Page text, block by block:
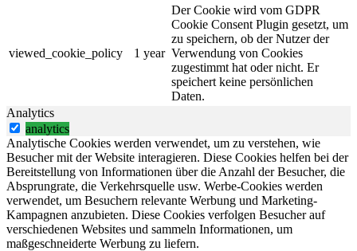
viewed_cookie_policy 1 year
Der Cookie wird vom GDPR
Cookie Consent Plugin gesetzt, um
zu speichern, ob der Nutzer der
Verwendung von Cookies
zugestimmt hat oder nicht. Er
speichert keine persönlichen
Daten.
Analytics
analytics
Analytische Cookies werden verwendet, um zu verstehen, wie
Besucher mit der Website interagieren. Diese Cookies helfen bei der
Bereitstellung von Informationen über die Anzahl der Besucher, die
Absprungrate, die Verkehrsquelle usw. Werbe-Cookies werden
verwendet, um Besuchern relevante Werbung und Marketing-
Kampagnen anzubieten. Diese Cookies verfolgen Besucher auf
verschiedenen Websites und sammeln Informationen, um
maßgeschneiderte Werbung zu liefern.